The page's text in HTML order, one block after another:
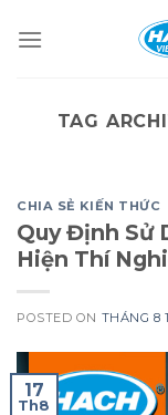
TAG
CHIA SẺ KIẾN THỨC
Quy Định Sử
Hiện Thí
POSTED ON THÁNG 8
17
Th8